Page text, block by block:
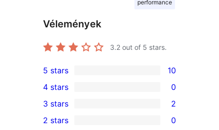
performance
Vélemények
3.2 out of 5 stars.
10
5-
star
reviews
5 stars 10
4-
star
4 stars 0
2
3-
3 stars 2
2 stars 0